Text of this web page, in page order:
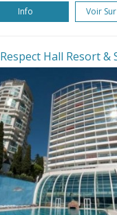
Info Voir
Respect Hall Resort &